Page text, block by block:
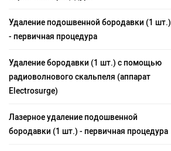
Удаление подошвенной бородавки (1 шт.)
- первичная процедура
Удаление бородавки (1 шт.) с помощью
радиоволнового скальпеля (аппарат
Electrosurge)
Лазерное удаление подошвенной
бородавки (1 шт.) - первичная процедура